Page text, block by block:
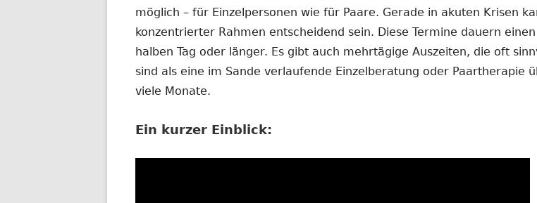
möglich – für Einzelpersonen wie für Paare. Gerade in akuten Krisen
konzentrierter Rahmen entscheidend sein. Diese Termine dauern einen
halben Tag oder länger. Es gibt auch mehrtägige Auszeiten, die oft
sind als eine im Sande verlaufende Einzelberatung oder Paartherapie
viele Monate.
Ein kurzer Einblick: